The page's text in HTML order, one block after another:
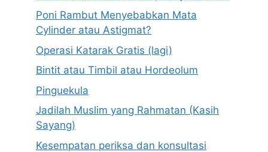
Poni Rambut Menyebabkan Mata
Cylinder atau Astigmat?
Operasi Katarak Gratis (lagi)
Bintit atau Timbil atau Hordeolum
Pinguekula
Jadilah Muslim yang Rahmatan (Kasih
Sayang)
Kesempatan periksa dan konsultasi